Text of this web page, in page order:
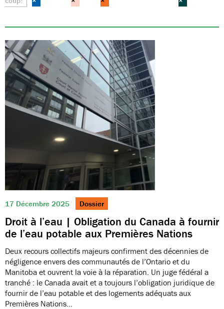
17 Décembre 2025 Dossier
Droit à l’eau | Obligation du Canada à fournir
de l’eau potable aux Premières Nations
Deux recours collectifs majeurs confirment des décennies de
négligence envers des communautés de l’Ontario et du
Manitoba et ouvrent la voie à la réparation. Un juge fédéral a
tranché : le Canada avait et a toujours l’obligation juridique de
fournir de l’eau potable et des logements adéquats aux
Premières Nations…